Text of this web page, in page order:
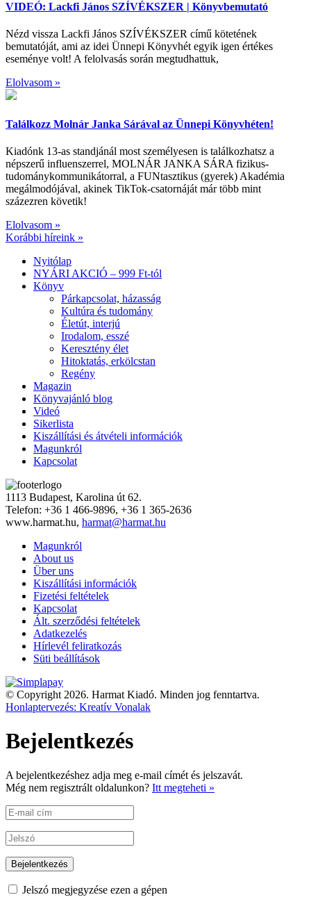
VIDEÓ: Lackfi János SZÍVÉKSZER | Könyvbemutató
Nézd vissza Lackfi János SZÍVÉKSZER című kötetének
bemutatóját, ami az idei Ünnepi Könyvhét egyik igen értékes
eseménye volt! A felolvasás során megtudhattuk,
Elolvasom »
Találkozz Molnár Janka Sárával az Ünnepi Könyvhéten!
Kiadónk 13-as standjánál most személyesen is találkozhatsz a
népszerű influenszerrel, MOLNÁR JANKA SÁRA fizikus-
tudománykommunikátorral, a FUNtasztikus (gyerek) Akadémia
megálmodójával, akinek TikTok-csatornáját már több mint
százezren követik!
Elolvasom »
Korábbi híreink »
Nyitólap
NYÁRI AKCIÓ – 999 Ft-tól
Könyv
Párkapcsolat, házasság
Kultúra és tudomány
Életút, interjú
Irodalom, esszé
Keresztény élet
Hitoktatás, erkölcstan
Regény
Magazin
Könyvajánló blog
Videó
Sikerlista
Kiszállítási és átvételi információk
Magunkról
Kapcsolat
1113 Budapest, Karolina út 62.
Telefon: +36 1 466-9896, +36 1 365-2636
www.harmat.hu, harmat@harmat.hu
Magunkról
About us
Über uns
Kiszállítási információk
Fizetési feltételek
Kapcsolat
Ált. szerződési feltételek
Adatkezelés
Hírlevél feliratkozás
Süti beállítások
© Copyright 2026. Harmat Kiadó. Minden jog fenntartva.
Honlaptervezés: Kreatív Vonalak
Bejelentkezés
A bejelentkezéshez adja meg e-mail címét és jelszavát.
Még nem regisztrált oldalunkon? Itt megteheti »
Jelszó megjegyzése ezen a gépen